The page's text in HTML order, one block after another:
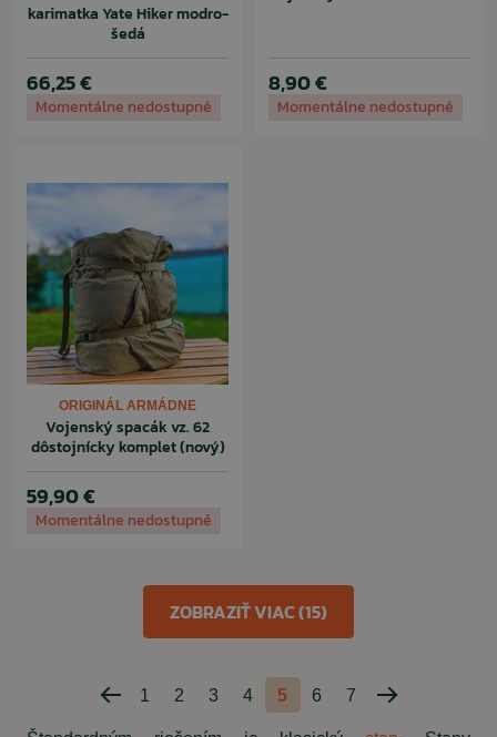
karimatka Yate Hiker modro-
šedá
66,25 €
Momentálne nedostupné
8,90 €
Momentálne nedostupné
ORIGINÁL ARMÁDNE
Vojenský spacák vz. 62
dôstojnícky komplet (nový)
59,90 €
Momentálne nedostupné
Predchádzajúca
strana
1 2 3 4 5 6 7
Nasledujúca
strana
ZOBRAZIŤ VIAC (15)